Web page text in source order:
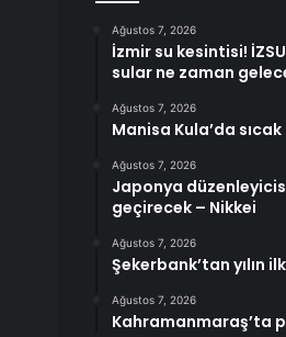
Ağustos 7, 2026
İzmir su kesintisi!
sular ne zaman
Ağustos 7, 2026
Manisa Kula’da
Ağustos 7, 2026
Japonya
geçirecek – Nikkei
Ağustos 7, 2026
Şekerbank’tan yılın
Ağustos 7, 2026
Kahramanmaraş’ta